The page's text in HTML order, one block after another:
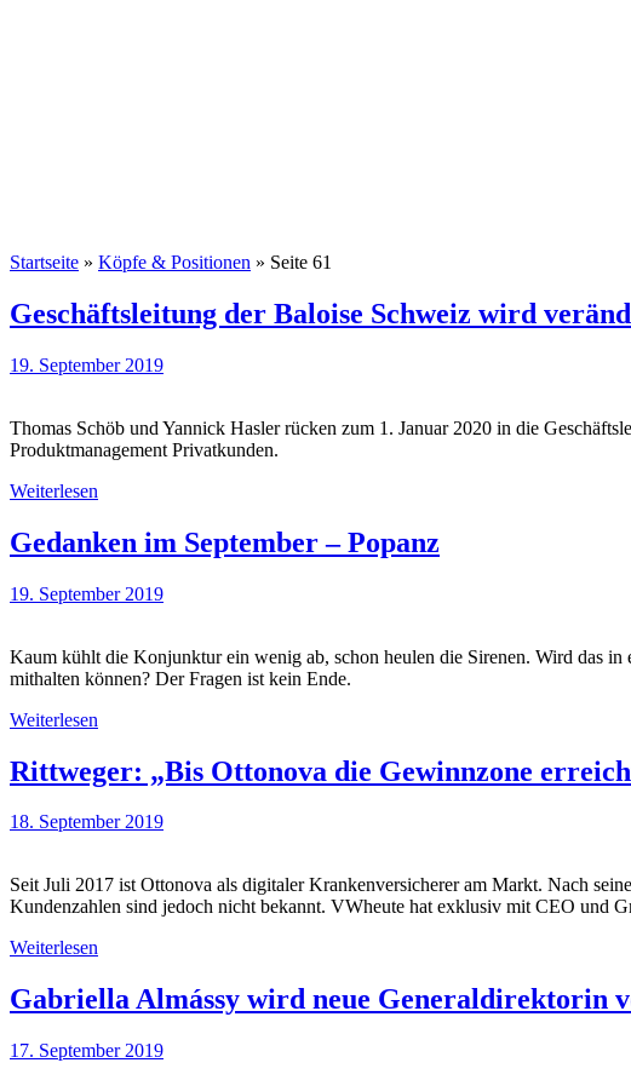
Startseite » Köpfe & Positionen » Seite 61
Geschäftsleitung der Baloise Schweiz wird
19. September 2019
Thomas Schöb und Yannick Hasler rücken zum 1. Januar 2020 in die
Produktmanagement Privatkunden.
Weiterlesen
Gedanken im September – Popanz
19. September 2019
Kaum kühlt die Konjunktur ein wenig ab, schon heulen die Sirenen. Wird das
mithalten können? Der Fragen ist kein Ende.
Weiterlesen
Rittweger: „Bis Ottonova die Gewinnzone
18. September 2019
Seit Juli 2017 ist Ottonova als digitaler Krankenversicherer am Markt. Nach
Kundenzahlen sind jedoch nicht bekannt. VWheute hat exklusiv mit CEO und
Weiterlesen
Gabriella Almássy wird neue Generaldirektorin
17. September 2019